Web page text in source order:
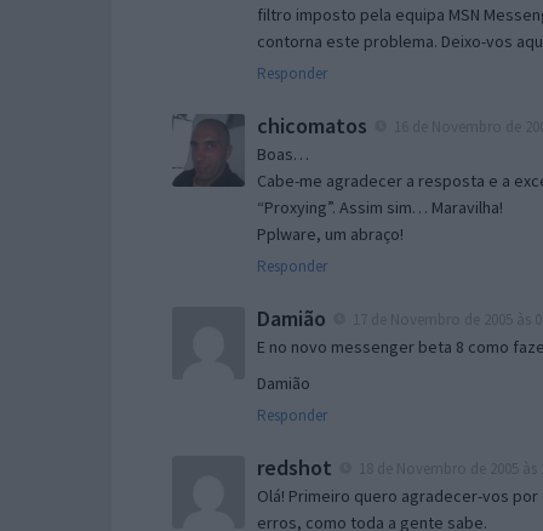
filtro imposto pela equipa MSN
contorna este problema. Deixo-vos
Responder
chicomatos
Boas…
Cabe-me agradecer a resposta e a
“Proxying”. Assim sim… Maravilha!
Pplware, um abraço!
Responder
Damião
E no novo messenger beta 8 como
Damião
Responder
redshot
Olá! Primeiro quero agradecer-vos
erros, como toda a gente sabe.